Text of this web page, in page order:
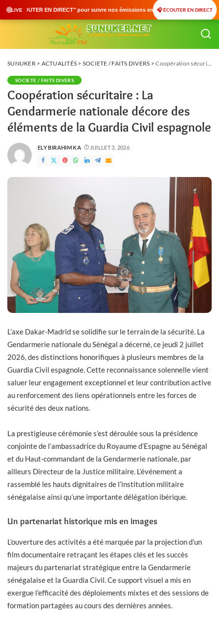
LIVEpour suivre nos émissions en temps réel • 🇸🇳 Actualités du Sénégal • 🌍
🎧 ÉCOUTER EN DIRECT
SUNUKER> ACTUALITÉS > SOCIETE / FAITS DIVERS >Coopération sécuritaire : La Gendarmerie nationale décore des éléments de la Guardia Civil espagnole
SOCIETE / FAITS DIVERS
Coopération sécuritaire : La
Gendarmerie nationale décore des
éléments de la Guardia Civil espagnole
POSTED
BY
ELY BIRAHIM KA JUILLET 3, 2026
L’axe Dakar-Madrid se solidifie sur le terrain de la sécurité. La
Gendarmerie nationale du Sénégal a décerné, ce jeudi 2 juillet
2026, des distinctions honorifiques à plusieurs membres de la
Guardia Civil espagnole. Cette reconnaissance solennelle vient
saluer leur engagement exceptionnel et leur contribution active
au renforcement des liens opérationnels entre les forces de
sécurité des deux nations.
La prestigieuse cérémonie s’est déroulée sous la présidence
conjointe de l’ambassadrice du Royaume d’Espagne au Sénégal
et du Haut-commandant de la Gendarmerie nationale, par
ailleurs Directeur de la Justice militaire. L’événement a
rassemblé les hauts dignitaires de l’institution militaire
sénégalaise ainsi qu’une importante délégation ibérique.
Un partenariat historique mis en images
L’ouverture des activités a été marquée par la projection d’un
film documentaire retraçant les étapes clés et les succès
majeurs du partenariat stratégique entre la Gendarmerie
sénégalaise et la Guardia Civil. Ce support visuel a mis en
exergue l’efficacité des déploiements mixtes et des sessions de
formation partagées au cours des dernières années.